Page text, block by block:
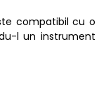
compatibil cu o
l un instrument